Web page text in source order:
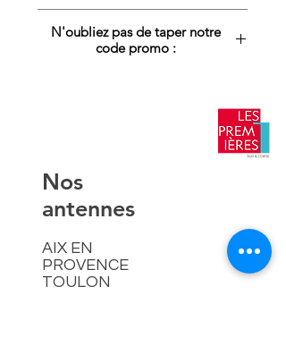
Offrir ce
N'oubliez pas de taper notre
code promo :
0" : -10% sur
​Nos
antennes
AIX EN
PROVENCE
TOULON